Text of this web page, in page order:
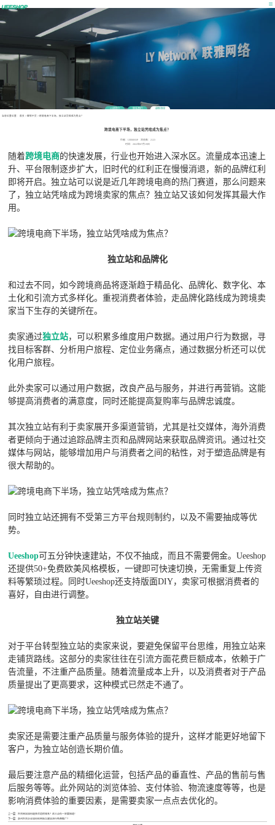
公司简介 联系我们 最新消息
当前位置位置： 首页 > 营销干货> 跨境电商下半场，独立站凭啥成为焦点？
跨境电商下半场，独立站凭啥成为焦点？
作者：UEESHOP 浏览数：2123
时间：2022年07月19日
随着跨境电商的快速发展，行业也开始进入深水区。流量成本迅速上
升、平台限制逐步扩大，旧时代的红利正在慢慢消退，新的品牌红利
即将开启。独立站可以说是近几年跨境电商的热门赛道，那么问题来
了，独立站凭啥成为跨境卖家的焦点？独立站又该如何发挥其最大作
用。
独立站和品牌化
和过去不同，如今跨境商品将逐渐趋于精品化、品牌化、数字化、本
土化和引流方式多样化。重视消费者体验，走品牌化路线成为跨境卖
家当下生存的关键所在。
卖家通过独立站，可以积累多维度用户数据。通过用户行为数据，寻
找目标客群、分析用户旅程、定位业务痛点，通过数据分析还可以优
化用户旅程。
此外卖家可以通过用户数据，改良产品与服务，并进行再营销。这能
够提高消费者的满意度，同时还能提高复购率与品牌忠诚度。
其次独立站有利于卖家展开多渠道营销，尤其是社交媒体，海外消费
者更倾向于通过追踪品牌主页和品牌网站来获取品牌资讯。通过社交
媒体与网站，能够增加用户与消费者之间的粘性，对于塑造品牌是有
很大帮助的。
同时独立站还拥有不受第三方平台规则制约，以及不需要抽成等优
势。
Ueeshop可五分钟快速建站，不仅不抽成，而且不需要佣金。Ueeshop
还提供50+免费欧美风格模板，一键即可快速切换，无需重复上传资
料等繁琐过程。同时Ueeshop还支持版面DIY，卖家可根据消费者的
喜好，自由进行调整。
独立站关键
对于平台转型独立站的卖家来说，要避免保留平台思维，用独立站来
走铺货路线。这部分的卖家往往在引流方面花费巨额成本，依赖于广
告流量，不注重产品质量。随着流量成本上升，以及消费者对于产品
质量提出了更高要求，这种模式已然走不通了。
卖家还是需要注重产品质量与服务体验的提升，这样才能更好地留下
客户，为独立站创造长期价值。
最后要注意产品的精细化运营，包括产品的垂直性、产品的售前与售
后服务等等。此外网站的浏览体验、支付体验、物流速度等等，也是
影响消费体验的重要因素，是需要卖家一点点去优化的。
上一篇：外贸网站如何选择合适的域名？这三点你一定要知道！
下一篇：泉州外贸企业如何利用独立建站进行免费推广？